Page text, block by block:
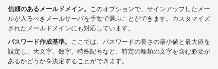
信頼のあるメールドメイン。 このオプションで、サインアップしたメー
ルが入るべきメールサーバを手動で選ぶことができます。カスタマイズ
されたメールドメインにも対応しています。
パスワード作成基準。 ここでは、パスワードの長さの最小値と最大値を
設定し、大文字、数字、特殊記号など、特定の種類の文字を含む必要が
あるかどうかを決定することができます。